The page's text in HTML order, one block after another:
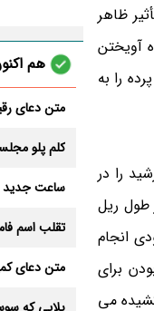
ظاهر
آویختن
را به
را در
طول ریل
انجام
برای
می
هم
متن دعای
کلم پلو
تقلب اسم
متن دعای